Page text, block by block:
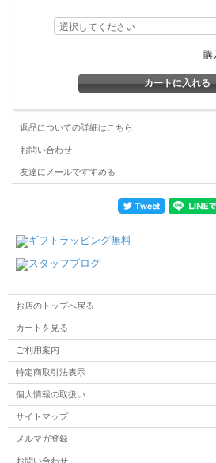
購
返品についての詳細はこちら
お問い合わせ
友達にメールですすめる
お店のトップへ戻る
カートを見る
ご利用案内
特定商取引法表示
個人情報の取扱い
サイトマップ
メルマガ登録
お問い合わせ